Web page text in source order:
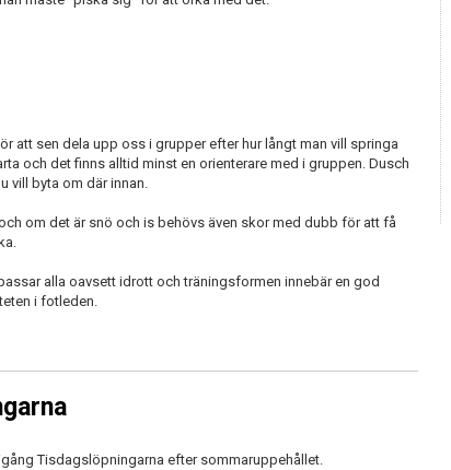
att sen dela upp oss i grupper efter hur långt man vill springa
och det finns alltid minst en orienterare med i gruppen. Dusch
vill byta om där innan.
om det är snö och is behövs även skor med dubb för att få
alla oavsett idrott och träningsformen innebär en god
i fotleden.
Tisdagslöpningarna efter sommaruppehållet.